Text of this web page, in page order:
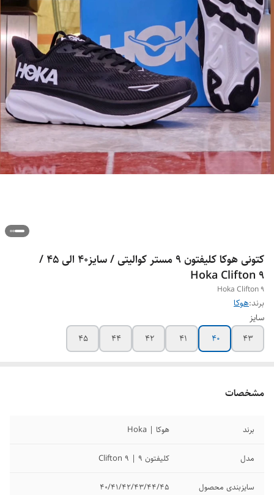
کتونی هوکا کلیفتون 9 مستر کوالیتی / سایز40 الی 45 /
Hoka Clifton 9
Hoka Clifton 9
برند:هوکا
سایز
43
40
41
42
44
45
مشخصات
برند هوکا | Hoka
مدل کلیفتون 9 | Clifton 9
سایزبندی محصول 40/41/42/43/44/45